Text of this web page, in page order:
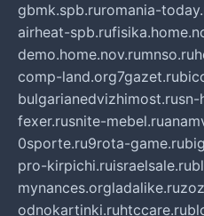
gbmk.spb.ruromania-
airheat-spb.ru
demo.home.nov.rumnso.ru
comp-land.org7gazet.ru
bulgarianedvizhimost.rusn-
fexer.rusnite-mebel.ru
0sporte.ru9rota-game.ru
pro-kirpichi.ruisraelsale.ru
mynances.orgladalike.ru
odnokartinki.ruhtccare.ru